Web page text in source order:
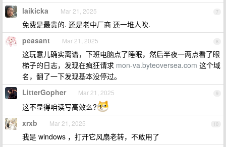
7
laikicka Mar 21, 2025
免费是最贵的. 还是老中厂商 还一堆人吹.
8
peasant Mar 21, 2025
这玩意儿确实离谱，下班电脑点了睡眠，然后半夜一两点看了眼
梯子的日志，发现在疯狂请求 mon-va.byteoversea.com 这个域
名，翻了一下发现基本没停过。
9
LitterGopher Mar 21, 2025
这不显得咱读写高效么?
10
xrxb Mar 21, 2025
我是 windows ，打开它风扇老转，不敢用了